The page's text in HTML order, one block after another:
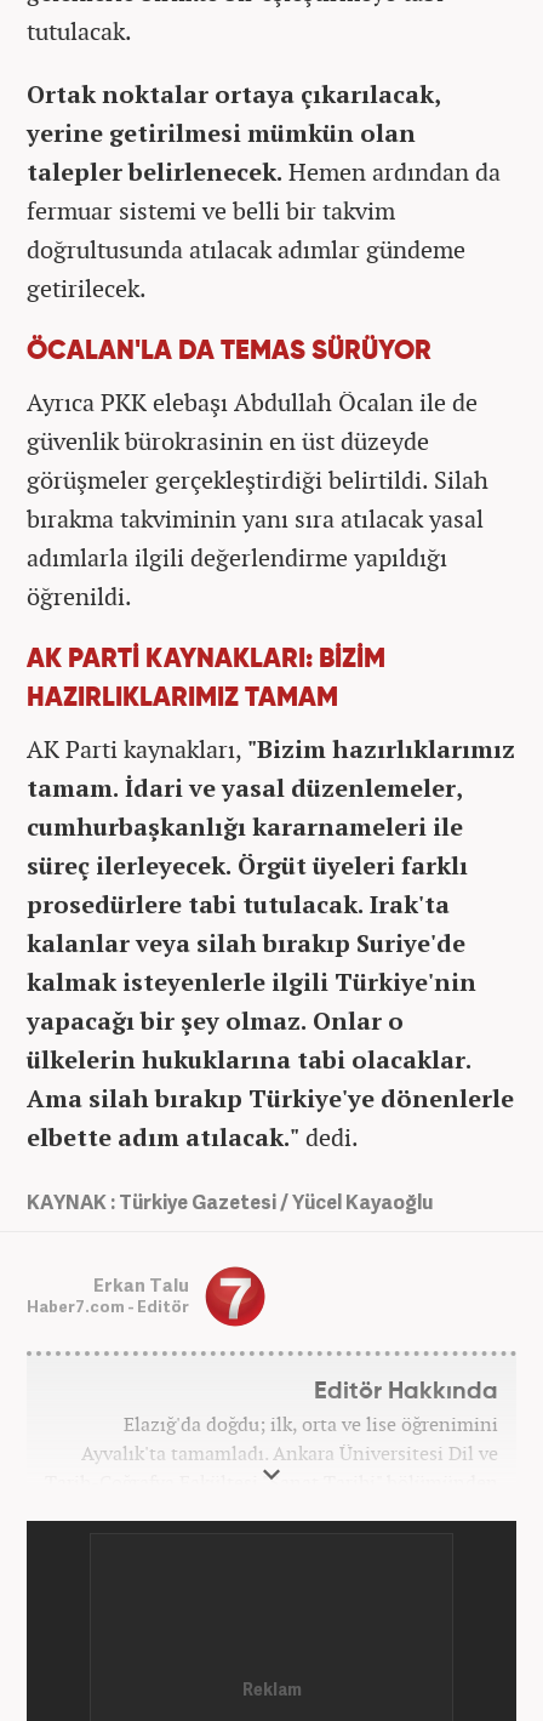
tutulacak.
Ortak noktalar ortaya çıkarılacak,
yerine getirilmesi mümkün olan
talepler belirlenecek. Hemen ardından da
fermuar sistemi ve belli bir takvim
doğrultusunda atılacak adımlar gündeme
getirilecek.
ÖCALAN'LA DA TEMAS SÜRÜYOR
Ayrıca PKK elebaşı Abdullah Öcalan ile de
güvenlik bürokrasinin en üst düzeyde
görüşmeler gerçekleştirdiği belirtildi. Silah
bırakma takviminin yanı sıra atılacak yasal
adımlarla ilgili değerlendirme yapıldığı
öğrenildi.
AK PARTİ KAYNAKLARI: BİZİM
HAZIRLIKLARIMIZ TAMAM
AK Parti kaynakları, "Bizim hazırlıklarımız
tamam. İdari ve yasal düzenlemeler,
cumhurbaşkanlığı kararnameleri ile
süreç ilerleyecek. Örgüt üyeleri farklı
prosedürlere tabi tutulacak. Irak'ta
kalanlar veya silah bırakıp Suriye'de
kalmak isteyenlerle ilgili Türkiye'nin
yapacağı bir şey olmaz. Onlar o
ülkelerin hukuklarına tabi olacaklar.
Ama silah bırakıp Türkiye'ye dönenlerle
elbette adım atılacak." dedi.
KAYNAK : Türkiye Gazetesi / Yücel Kayaoğlu
Erkan Talu
Haber7.com - Editör
Editör Hakkında
Elazığ'da doğdu; ilk, orta ve lise öğrenimini
Ayvalık'ta tamamladı. Ankara Üniversitesi Dil ve
Tarih-Coğrafya Fakültesi "Sanat Tarihi" bölümünden